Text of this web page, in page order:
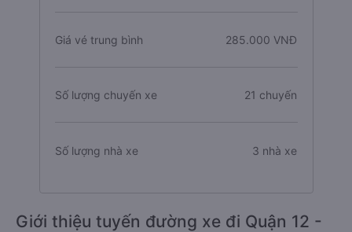
Giá vé trung bình 285.000 VNĐ
Số lượng chuyến xe 21 chuyến
Số lượng nhà xe 3 nhà xe
Giới thiệu tuyến đường xe đi Quận 12 -